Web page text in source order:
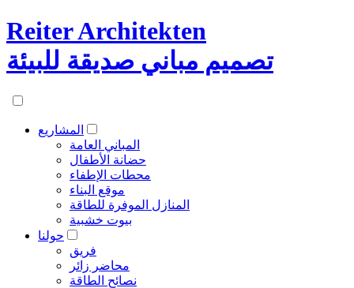
Reiter Architekten
تصميم مباني صديقة للبيئة
المشاريع
المباني العامة
حضانة الأطفال
محطات الإطفاء
موقع البناء
المنازل الموفرة للطاقة
بيوت خشبية
حولنا
فريق
محاضر زائر
نصائح الطاقة